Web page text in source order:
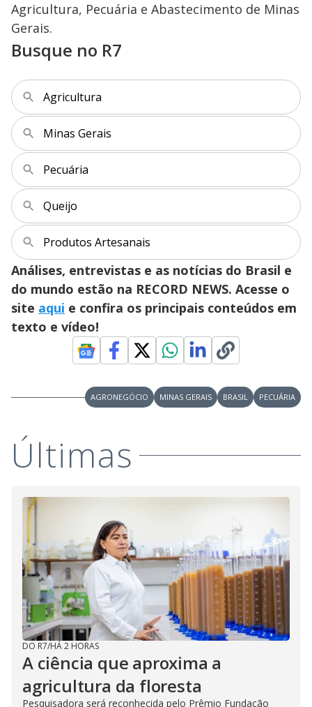
Agricultura, Pecuária e Abastecimento de Minas
Gerais.
Busque no R7
Agricultura
Minas Gerais
Pecuária
Queijo
Produtos Artesanais
Análises, entrevistas e as notícias do Brasil e
do mundo estão na RECORD NEWS. Acesse o
site aqui e confira os principais conteúdos em
texto e vídeo!
AGRONEGÓCIO MINAS GERAIS BRASIL PECUÁRIA
Últimas
DO R7/HÁ 2 HORAS
A ciência que aproxima a
agricultura da floresta
Pesquisadora será reconhecida pelo Prêmio Fundação